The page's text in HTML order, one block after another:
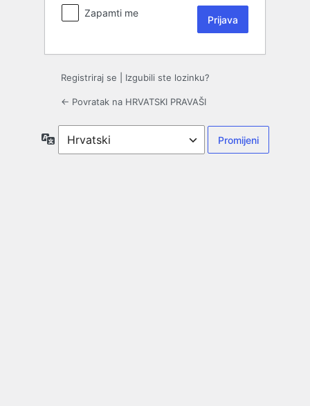
Zapamti me
Registriraj se Izgubili ste lozinku?
← Povratak na HRVATSKI PRAVAŠI
Jezik